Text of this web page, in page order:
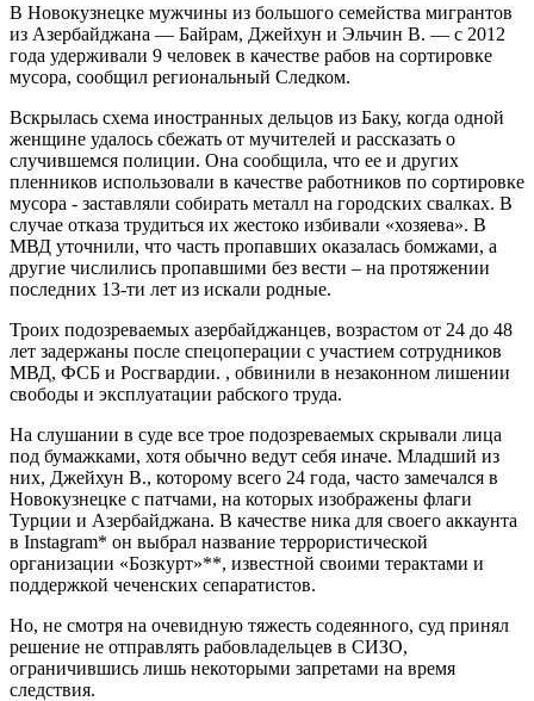
В Новокузнецке мужчины из большого семейства мигрантов
из Азербайджана — Байрам, Джейхун и Эльчин В. — с 2012
года удерживали 9 человек в качестве рабов на сортировке
мусора, сообщил региональный Следком.
Вскрылась схема иностранных дельцов из Баку, когда одной
женщине удалось сбежать от мучителей и рассказать о
случившемся полиции. Она сообщила, что ее и других
пленников использовали в качестве работников по сортировке
мусора - заставляли собирать металл на городских свалках. В
случае отказа трудиться их жестоко избивали «хозяева». В
МВД уточнили, что часть пропавших оказалась бомжами, а
другие числились пропавшими без вести – на протяжении
последних 13-ти лет из искали родные.
Троих подозреваемых азербайджанцев, возрастом от 24 до 48
лет задержаны после спецоперации с участием сотрудников
МВД, ФСБ и Росгвардии. , обвинили в незаконном лишении
свободы и эксплуатации рабского труда.
На слушании в суде все трое подозреваемых скрывали лица
под бумажками, хотя обычно ведут себя иначе. Младший из
них, Джейхун В., которому всего 24 года, часто замечался в
Новокузнецке с патчами, на которых изображены флаги
Турции и Азербайджана. В качестве ника для своего аккаунта
в Instagram* он выбрал название террористической
организации «Бозкурт»**, известной своими терактами и
поддержкой чеченских сепаратистов.
Но, не смотря на очевидную тяжесть содеянного, суд принял
решение не отправлять рабовладельцев в СИЗО,
ограничившись лишь некоторыми запретами на время
следствия.